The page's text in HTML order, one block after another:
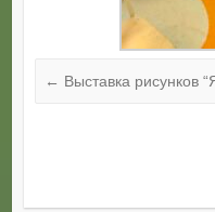
← Выставка рисунков